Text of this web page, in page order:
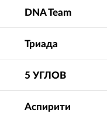
DNA Team
Триада
5 УГЛОВ
Аспирити